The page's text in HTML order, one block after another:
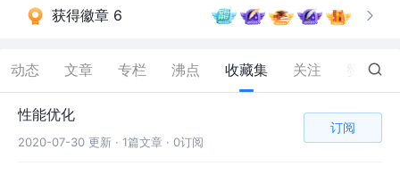
获得徽章 6
动态 文章 专栏 沸点 收藏集 关注 59
性能优化
2020-07-30 更新 · 1篇文章 · 0订阅
订阅